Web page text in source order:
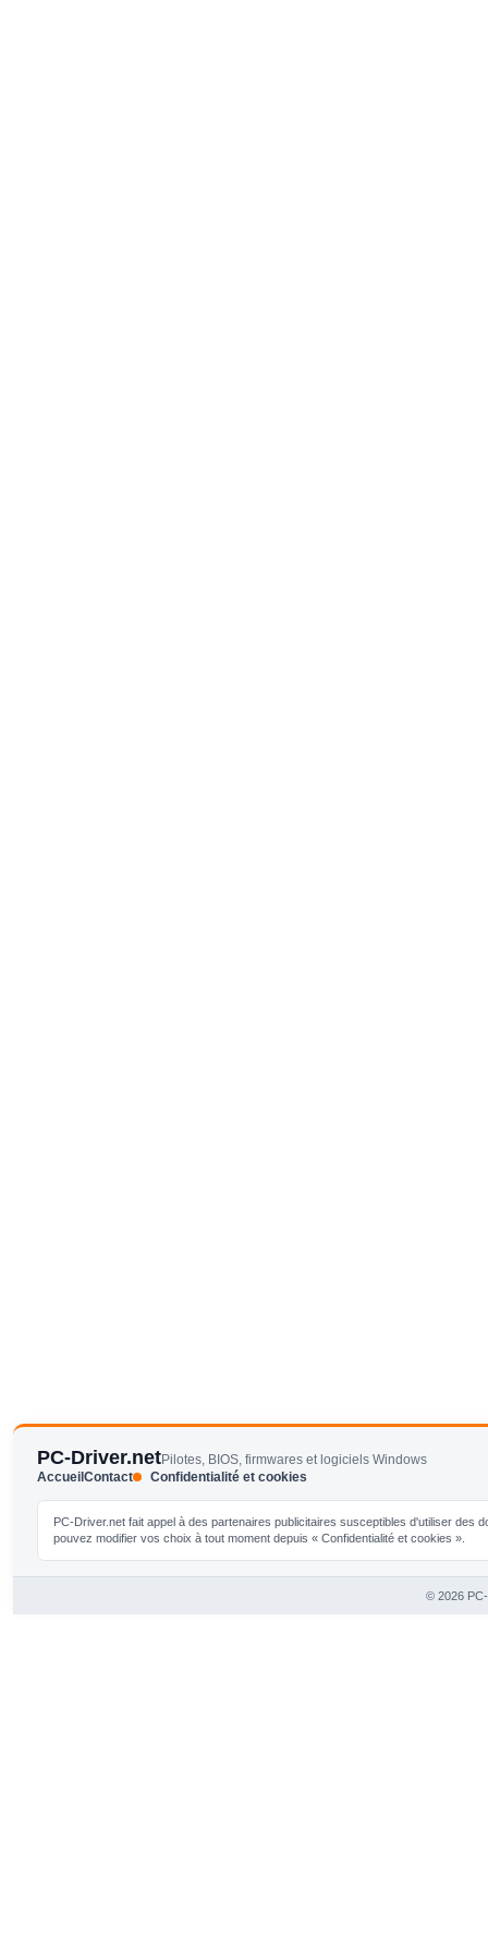
PC-Driver.netPilotes, BIOS, firmwares et logiciels Windows
AccueilContact Confidentialité et cookies
PC-Driver.net fait appel à des partenaires publicitaires susceptibles d'utiliser
pouvez modifier vos choix à tout moment depuis « Confidentialité et cookies ».
© 2026